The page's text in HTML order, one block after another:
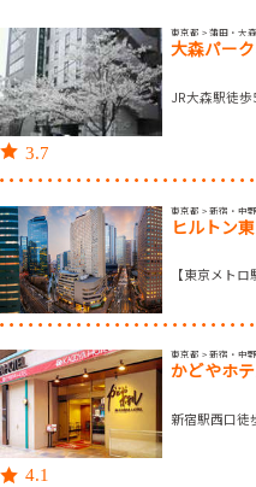
3.7
東京都 > 蒲田・大
大森パー
JR大森駅徒
東京都 > 新宿・中
ヒルトン
【東京メト
4.1
東京都 > 新宿・中
かどやホ
新宿駅西口徒